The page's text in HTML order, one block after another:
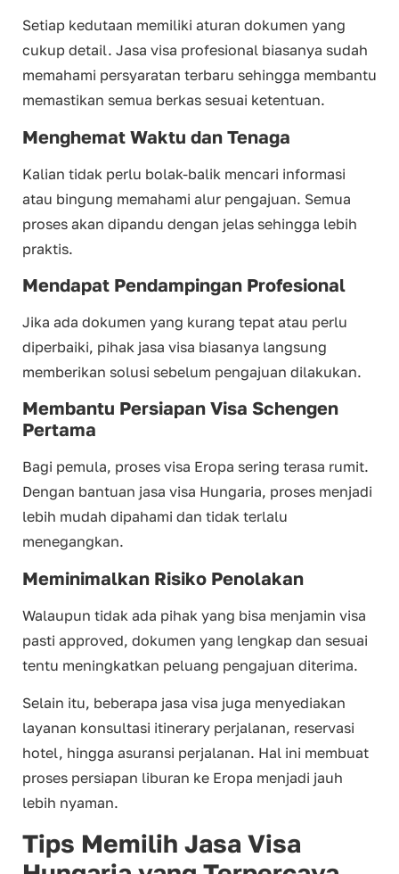
Setiap kedutaan memiliki aturan dokumen yang
cukup detail. Jasa visa profesional biasanya sudah
memahami persyaratan terbaru sehingga membantu
memastikan semua berkas sesuai ketentuan.
Menghemat Waktu dan Tenaga
Kalian tidak perlu bolak-balik mencari informasi
atau bingung memahami alur pengajuan. Semua
proses akan dipandu dengan jelas sehingga lebih
praktis.
Mendapat Pendampingan Profesional
Jika ada dokumen yang kurang tepat atau perlu
diperbaiki, pihak jasa visa biasanya langsung
memberikan solusi sebelum pengajuan dilakukan.
Membantu Persiapan Visa Schengen
Pertama
Bagi pemula, proses visa Eropa sering terasa rumit.
Dengan bantuan jasa visa Hungaria, proses menjadi
lebih mudah dipahami dan tidak terlalu
menegangkan.
Meminimalkan Risiko Penolakan
Walaupun tidak ada pihak yang bisa menjamin visa
pasti approved, dokumen yang lengkap dan sesuai
tentu meningkatkan peluang pengajuan diterima.
Selain itu, beberapa jasa visa juga menyediakan
layanan konsultasi itinerary perjalanan, reservasi
hotel, hingga asuransi perjalanan. Hal ini membuat
proses persiapan liburan ke Eropa menjadi jauh
lebih nyaman.
Tips Memilih Jasa Visa